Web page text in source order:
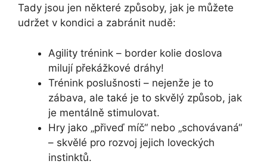
Tady jsou jen některé způsoby, jak je můžete
udržet v kondici a zabránit nudě:
Agility trénink – border kolie doslova
milují překážkové dráhy!
Trénink poslušnosti – nejenže je to
zábava, ale také je to skvělý způsob, jak
je mentálně stimulovat.
Hry jako „přiveď míč“ nebo „schovávaná“
– skvělé pro rozvoj jejich loveckých
instinktů.